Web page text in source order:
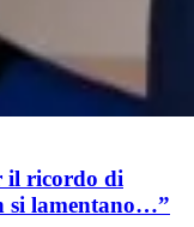
il ricordo di
si lamentano…”